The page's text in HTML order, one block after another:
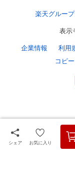
パスコード設定
メルマガ
シェア お気に入り
楽天グルー
表示
企業情報 利用
コピ